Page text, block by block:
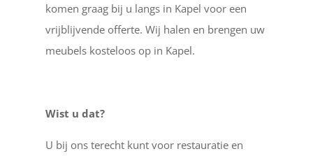
komen graag bij u langs in Kapel voor een
vrijblijvende offerte. Wij halen en brengen uw
meubels kosteloos op in Kapel.
Wist u dat?
U bij ons terecht kunt voor restauratie en